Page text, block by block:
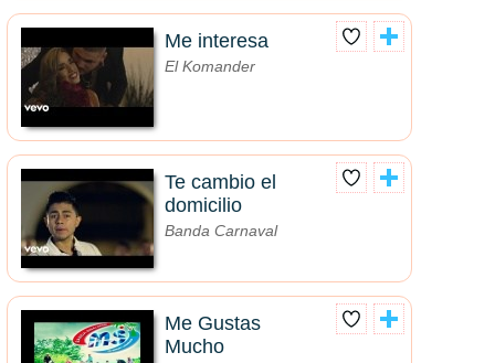
Me interesa
El Komander
Te cambio el
domicilio
Banda Carnaval
Me Gustas
Mucho